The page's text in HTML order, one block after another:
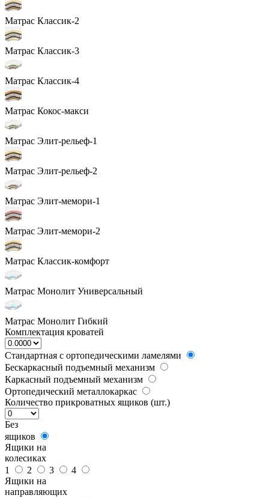
Матрас Классик-2
Матрас Классик-3
Матрас Классик-4
Матрас Кокос-макси
Матрас Элит-рельеф-1
Матрас Элит-рельеф-2
Матрас Элит-мемори-1
Матрас Элит-мемори-2
Матрас Классик-комфорт
Матрас Монолит Универсальный
Матрас Монолит Гибкий
Комплектация кроватей
Стандартная с ортопедическими ламелями
Бескаркасный подъемный механизм
Каркасный подъемный механизм
Ортопедический металлокаркас
Количество прикроватных ящиков (шт.)
Без
ящиков
Ящики на
колесиках
1
2 3
4
Ящики на
направляющих